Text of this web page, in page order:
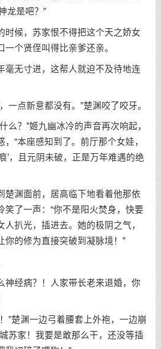
龙是吧？”
候，苏家恨不得把这个天之娇女
个贤侄叫得比亲爹还亲。
无寸进，这帮人就迫不及待地连
点新意都没有。”楚渊咬了咬牙。
？”姬九幽冰冷的声音再次响起，
“本座感知到了。前厅那个女娃，
’，且元阴未破，正是万年难遇的绝
渊面前，居高临下地看着他那依
笑了一声：“你不是阳火焚身，快要
扒光，插进去。她的极阴之气，
你的修为直接突破到凝脉境！”
经病？！人家带长老来退婚，你
楚渊一边弓着腰套上外袍，一边崩
苏家！我要是敢那么干，还没等插